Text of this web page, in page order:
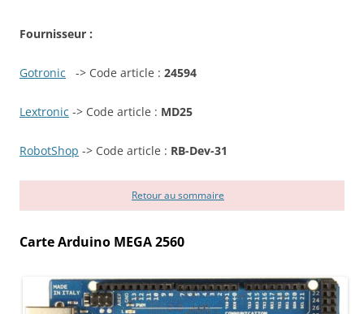
Fournisseur :
Gotronic -> Code article : 24594
Lextronic -> Code article : MD25
RobotShop -> Code article : RB-Dev-31
Retour au sommaire
Carte Arduino MEGA 2560